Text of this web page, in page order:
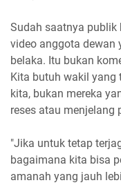
Sudah saatnya
video anggota dewan
belaka. Itu bukan
Kita butuh wakil yang
kita, bukan mereka
reses atau menjelang
"Jika untuk tetap
bagaimana kita bisa
amanah yang jauh